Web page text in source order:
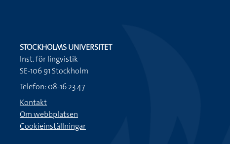
STOCKHOLMS UNIVERSITET
Inst. för lingvistik
SE-106 91 Stockholm
Telefon: 08-16 23 47
Kontakt
Om webbplatsen
Cookieinställningar